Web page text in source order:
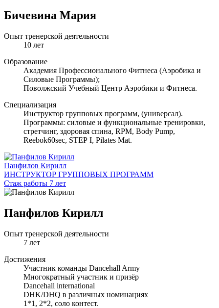
Бичевина Мария
Опыт тренерской деятельности
10 лет
Образование
Академия Профессионального Фитнеса (Аэробика и
Силовые Программы);
Поволжский Учебный Центр Аэробики и Фитнеса.
Специализация
Инструктор групповых программ, (универсал).
Программы: силовые и функциональные тренировки,
стретчинг, здоровая спина, RPM, Body Pump,
Reebok60sec, STEP I, Pilates Mat.
Панфилов Кирилл
ИНСТРУКТОР ГРУППОВЫХ ПРОГРАММ
Стаж работы 7 лет
Панфилов Кирилл
Опыт тренерской деятельности
7 лет
Достижения
Участник команды Dancehall Army
Многократный участник и призёр
Dancehall international
DHK/DHQ в различных номинациях
1*1, 2*2, соло контест.